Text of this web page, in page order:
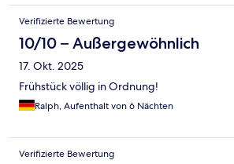
Verifizierte Bewertung
10/10 – Außergewöhnlich
17. Okt. 2025
Frühstück völlig in Ordnung!
Ralph, Aufenthalt von 6 Nächten
Verifizierte Bewertung